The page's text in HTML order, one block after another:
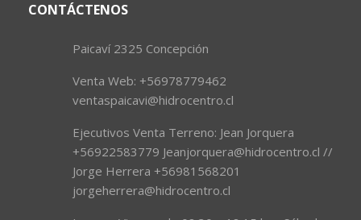
CONTÁCTENOS
Paicaví 2325 Concepción
Venta Web: +56978779462
ventaspaicavi@hidrocentro.cl
Ejecutivos Venta Terreno: Jean Jorquera
+56922583779 Jeanjorquera@hidrocentro.cl //
Jorge Herrera +56981568201
jorgeherrera@hidrocentro.cl